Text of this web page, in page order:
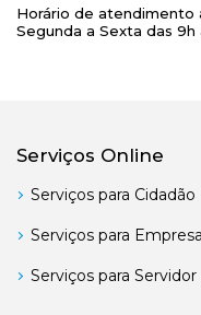
Horário de atendimento
Segunda a Sexta das 9h
Serviços Online
Serviços para Cidadão
Serviços para Empresa
Serviços para Servidor